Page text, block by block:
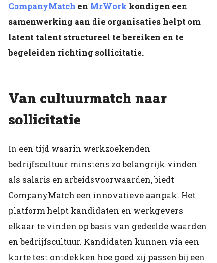
CompanyMatch en MrWork kondigen een
samenwerking aan die organisaties helpt om
latent talent structureel te bereiken en te
begeleiden richting sollicitatie.
Van cultuurmatch naar
sollicitatie
In een tijd waarin werkzoekenden
bedrijfscultuur minstens zo belangrijk vinden
als salaris en arbeidsvoorwaarden, biedt
CompanyMatch een innovatieve aanpak. Het
platform helpt kandidaten en werkgevers
elkaar te vinden op basis van gedeelde waarden
en bedrijfscultuur. Kandidaten kunnen via een
korte test ontdekken hoe goed zij passen bij een